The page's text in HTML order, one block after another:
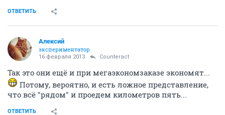
ОТВЕТИТЬ
Алексий
экспериментатор
16 февраля 2013 Counteract
Так это они ещё и при мегаэкономзаказе экономят...
Потому, вероятно, и есть ложное представление,
что всё "рядом" и проедем километров пять...
ОТВЕТИТЬ